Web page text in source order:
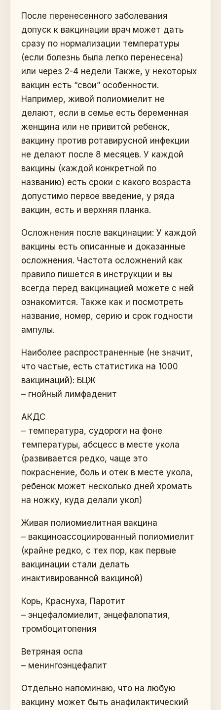
После перенесенного заболевания
допуск к вакцинации врач может дать
сразу по нормализации температуры
(если болезнь была легко перенесена)
или через 2-4 недели Также, у некоторых
вакцин есть “свои” особенности.
Например, живой полиомиелит не
делают, если в семье есть беременная
женщина или не привитой ребенок,
вакцину против ротавирусной инфекции
не делают после 8 месяцев. У каждой
вакцины (каждой конкретной по
названию) есть сроки с какого возраста
допустимо первое введение, у ряда
вакцин, есть и верхняя планка.
Осложнения после вакцинации: У каждой
вакцины есть описанные и доказанные
осложнения. Частота осложнений как
правило пишется в инструкции и вы
всегда перед вакцинацией можете с ней
ознакомится. Также как и посмотреть
название, номер, серию и срок годности
ампулы.
Наиболее распространенные (не значит,
что частые, есть статистика на 1000
вакцинаций): БЦЖ
– гнойный лимфаденит
АКДС
– температура, судороги на фоне
температуры, абсцесс в месте укола
(развивается редко, чаще это
покраснение, боль и отек в месте укола,
ребенок может несколько дней хромать
на ножку, куда делали укол)
Живая полиомиелитная вакцина
– вакциноассоциированный полиомиелит
(крайне редко, с тех пор, как первые
вакцинации стали делать
инактивированной вакциной)
Корь, Краснуха, Паротит
– энцефаломиелит, энцефалопатия,
тромбоцитопения
Ветряная оспа
– менингоэнцефалит
Отдельно напоминаю, что на любую
вакцину может быть анафилактический